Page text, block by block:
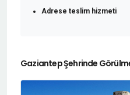
Adrese teslim hizmeti
Gaziantep Şehrinde